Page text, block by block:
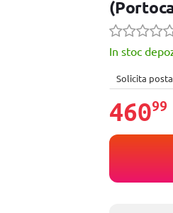
In stoc
Solicita
46099